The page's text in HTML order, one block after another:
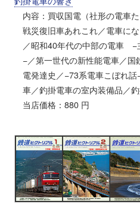
内容：買収国電（社形の電車
戦災復旧車あれこれ／電車に
／昭和40年代の中部の電車 −
−／第一世代の新性能電車／
電発達史／−73系電車こぼれ
車／釣掛電車の室内装備品／
当店価格：880 円